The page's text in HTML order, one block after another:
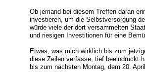
Ob jemand bei diesem Treffen daran
investieren, um die Selbstversorgung
würde viele der dort versammelten
und riesigen Investitionen für eine
Etwas, was mich wirklich bis zum
diese Zeilen verfasse, tief beeindruckt
bis zum nächsten Montag, dem 20.